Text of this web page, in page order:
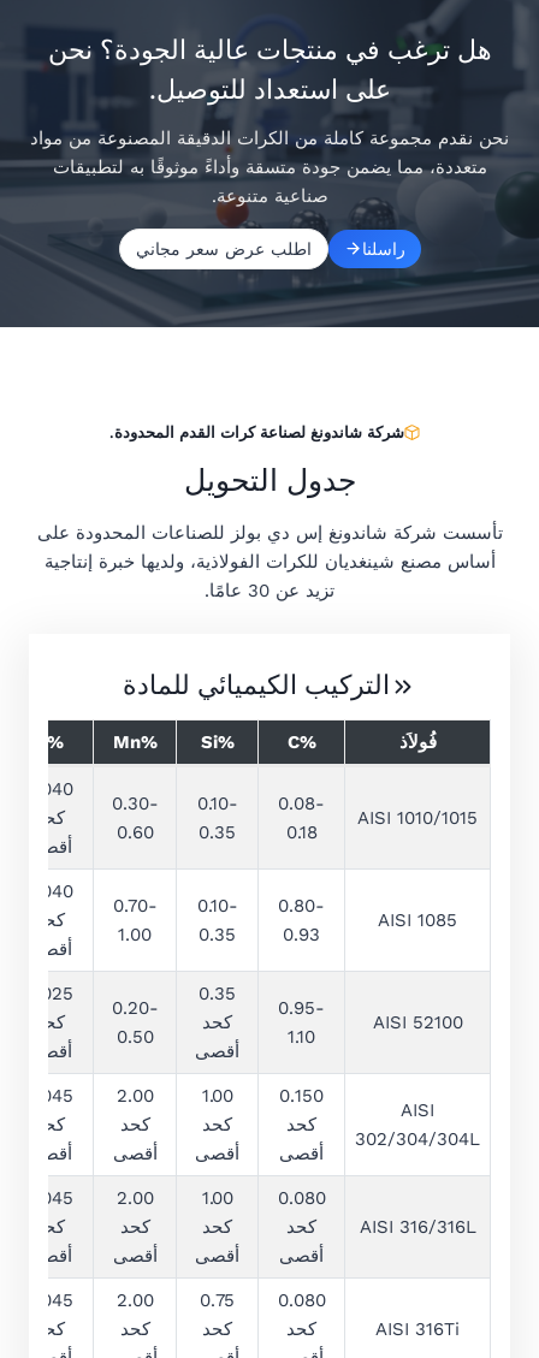
هل ترغب في منتجات عالية الجودة؟ نحن
على استعداد للتوصيل.
نحن نقدم مجموعة كاملة من الكرات الدقيقة المصنوعة من مواد
متعددة، مما يضمن جودة متسقة وأداءً موثوقًا به لتطبيقات
صناعية متنوعة.
راسلنا اطلب عرض سعر مجاني
شركة شاندونغ لصناعة كرات القدم المحدودة.
جدول التحويل
تأسست شركة شاندونغ إس دي بولز للصناعات المحدودة على
أساس مصنع شينغديان للكرات الفولاذية، ولديها خبرة إنتاجية
تزيد عن 30 عامًا.
التركيب الكيميائي للمادة
فُولاَذ %C
%Si
%Mn
%P
AISI 1010/1015
0.08-
0.18
0.10-
0.35
0.30-
0.60
0.040
كحد
أقصى
AISI 1085
0.80-
0.93
0.10-
0.35
0.70-
1.00
0.040
كحد
أقصى
AISI 52100
0.95-
1.10
0.35
كحد
أقصى
0.20-
0.50
0.025
كحد
أقصى
AISI
302/304/304L
0.150
كحد
أقصى
1.00
كحد
أقصى
2.00
كحد
أقصى
0.045
كحد
أقصى
AISI 316/316L
0.080
كحد
أقصى
1.00
كحد
أقصى
2.00
كحد
أقصى
0.045
كحد
أقصى
AISI 316Ti
0.080
كحد
0.75
كحد
2.00
كحد
0.045
كحد